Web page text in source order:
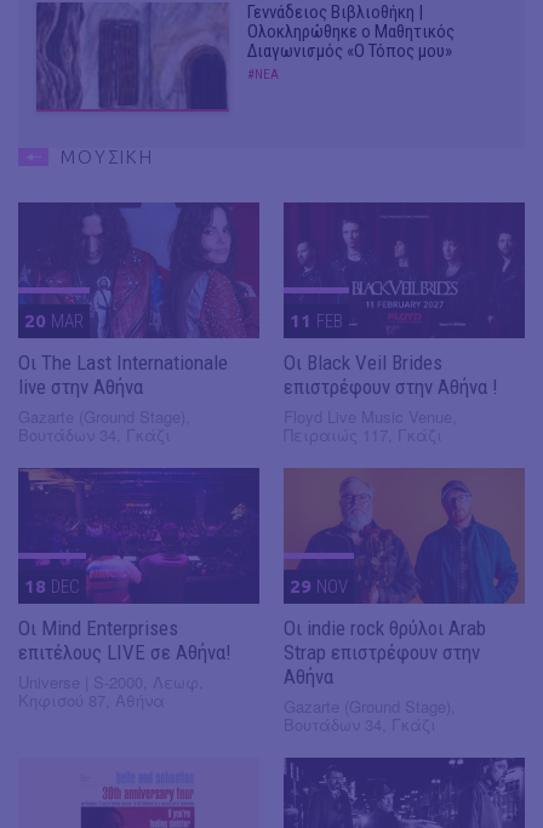
Γεννάδειος Βιβλιοθήκη |
Ολοκληρώθηκε ο Μαθητικός
Διαγωνισμός «Ο Τόπος μου»
#ΝΕΑ
ΜΟΥΣΙΚΗ
20 MAR
Οι The Last Internationale
live στην Αθήνα
11 FEB
Οι Black Veil Brides
επιστρέφουν στην Αθήνα !
18 DEC
Οι Mind Enterprises
επιτέλους LIVE σε Αθήνα!
29 NOV
Οι indie rock θρύλοι Arab
Strap επιστρέφουν στην
Αθήνα